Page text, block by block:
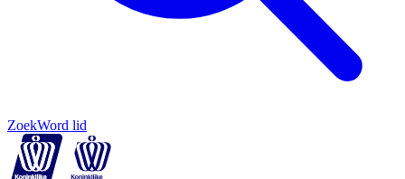
ZoekWord lid